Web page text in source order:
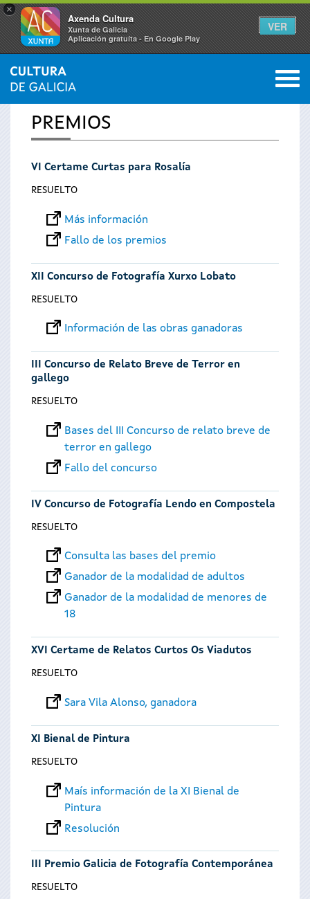
×
Axenda Cultura
Xunta de Galicia
Aplicación gratuíta - En Google Play
VER
Se
encuentra
usted
INICIO 0
PREMIOS
VI Certame Curtas para Rosalía
RESUELTO
Más información
Fallo de los premios
XII Concurso de Fotografía Xurxo Lobato
RESUELTO
Información de las obras ganadoras
III Concurso de Relato Breve de Terror en
gallego
RESUELTO
Bases del III Concurso de relato breve de
terror en gallego
Fallo del concurso
IV Concurso de Fotografía Lendo en Compostela
RESUELTO
Consulta las bases del premio
Ganador de la modalidad de adultos
Ganador de la modalidad de menores de
18
XVI Certame de Relatos Curtos Os Viadutos
RESUELTO
Sara Vila Alonso, ganadora
XI Bienal de Pintura
RESUELTO
Maís información de la XI Bienal de
Pintura
Resolución
III Premio Galicia de Fotografía Contemporánea
RESUELTO